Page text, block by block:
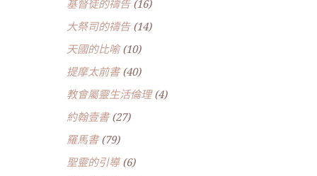
基督徒的禱告(16)
大祭司的禱告(14)
天國的比喻(10)
提摩太前書(40)
教會屬靈生活倫理(4)
約翰壹書(27)
羅馬書(79)
聖靈的引導(6)